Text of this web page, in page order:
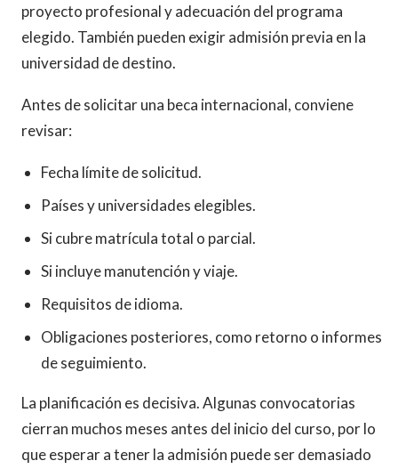
proyecto profesional y adecuación del programa
elegido. También pueden exigir admisión previa en la
universidad de destino.
Antes de solicitar una beca internacional, conviene
revisar:
Fecha límite de solicitud.
Países y universidades elegibles.
Si cubre matrícula total o parcial.
Si incluye manutención y viaje.
Requisitos de idioma.
Obligaciones posteriores, como retorno o informes
de seguimiento.
La planificación es decisiva. Algunas convocatorias
cierran muchos meses antes del inicio del curso, por lo
que esperar a tener la admisión puede ser demasiado